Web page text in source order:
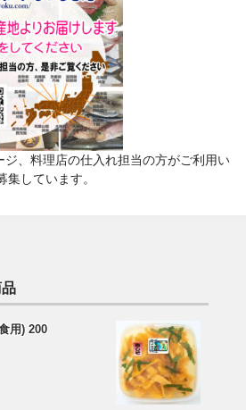
ジ、料理店の仕入れ担当の方がご利用い
しています。
用) 200